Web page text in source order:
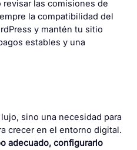
las comisiones de
la compatibilidad del
y mantén tu sitio
estables y una
sino una necesidad para
crecer en el entorno digital.
adecuado, configurarlo